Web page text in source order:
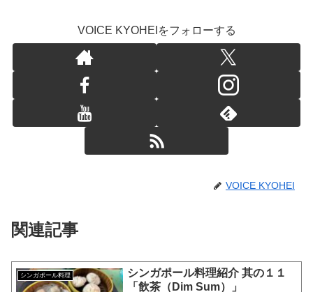
VOICE KYOHEIをフォローする
VOICE KYOHEI
関連記事
シンガポール料理
シンガポール料理紹介 其の１１
「飲茶（Dim Sum）」